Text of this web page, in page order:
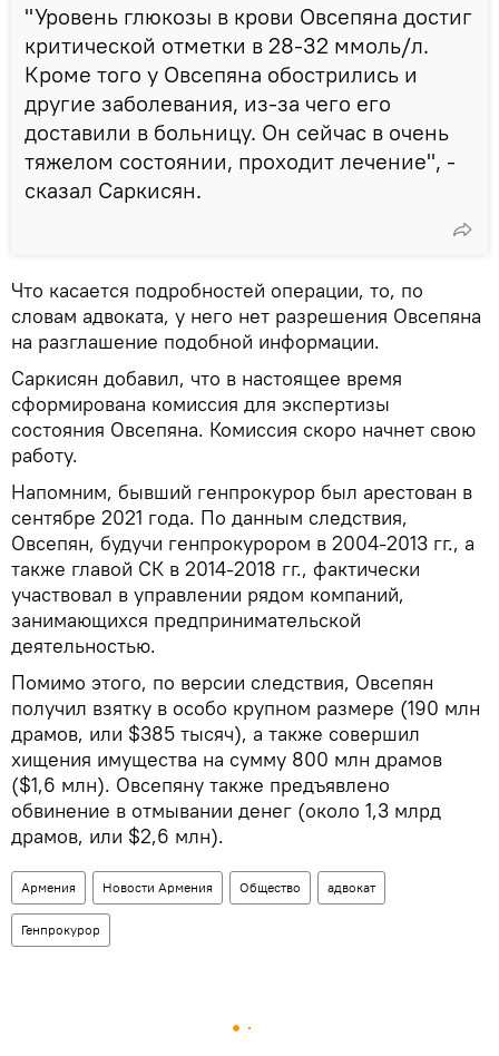
"Уровень глюкозы в крови Овсепяна достиг
критической отметки в 28-32 ммоль/л.
Кроме того у Овсепяна обострились и
другие заболевания, из-за чего его
доставили в больницу. Он сейчас в очень
тяжелом состоянии, проходит лечение", -
сказал Саркисян.
Что касается подробностей операции, то, по
словам адвоката, у него нет разрешения Овсепяна
на разглашение подобной информации.
Саркисян добавил, что в настоящее время
сформирована комиссия для экспертизы
состояния Овсепяна. Комиссия скоро начнет свою
работу.
Напомним, бывший генпрокурор был арестован в
сентябре 2021 года. По данным следствия,
Овсепян, будучи генпрокурором в 2004-2013 гг., а
также главой СК в 2014-2018 гг., фактически
участвовал в управлении рядом компаний,
занимающихся предпринимательской
деятельностью.
Помимо этого, по версии следствия, Овсепян
получил взятку в особо крупном размере (190 млн
драмов, или $385 тысяч), а также совершил
хищения имущества на сумму 800 млн драмов
($1,6 млн). Овсепяну также предъявлено
обвинение в отмывании денег (около 1,3 млрд
драмов, или $2,6 млн).
Армения Новости Армения Общество адвокат
Генпрокурор